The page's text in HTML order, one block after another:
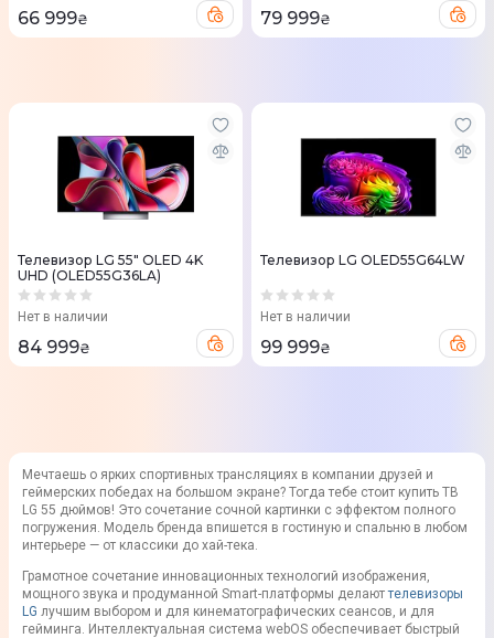
66 999₴ 79 999₴
Телевизор LG 55" OLED 4K
UHD (OLED55G36LA)
Нет в наличии
84 999₴
Телевизор LG OLED55G64LW
Нет в наличии
99 999₴
Мечтаешь о ярких спортивных трансляциях в компании друзей и
геймерских победах на большом экране? Тогда тебе стоит купить ТВ
LG 55 дюймов! Это сочетание сочной картинки с эффектом полного
погружения. Модель бренда впишется в гостиную и спальню в любом
интерьере — от классики до хай-тека.
Грамотное сочетание инновационных технологий изображения,
мощного звука и продуманной Smart-платформы делаюттелевизоры
LG лучшим выбором и для кинематографических сеансов, и для
гейминга. Интеллектуальная система webOS обеспечивает быстрый